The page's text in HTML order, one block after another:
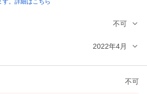
。詳細はこちら
不可
2022年4月
不可